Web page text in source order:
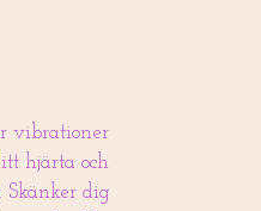
vibrationer
hjärta och
dig